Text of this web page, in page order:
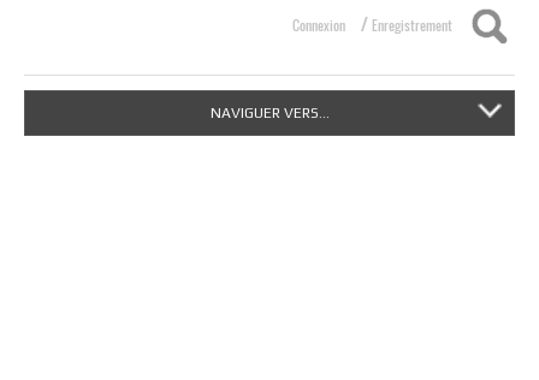
Connexion / Enregistrement
NAVIGUER VERS...